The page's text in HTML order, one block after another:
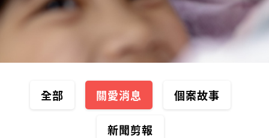
全部 關愛消息 個案故事
新聞剪報